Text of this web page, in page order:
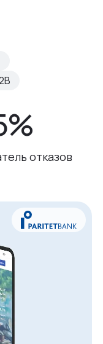
отказов